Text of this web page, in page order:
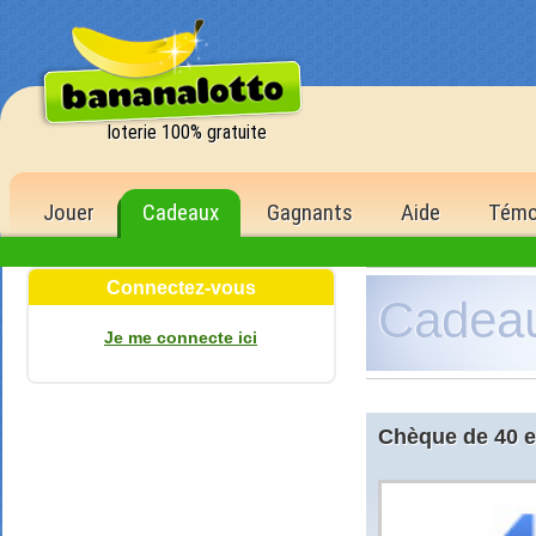
loterie 100% gratuite
Jouer Cadeaux Gagnants Aide
Connectez-vous
Je me connecte ici
Chèque de 40